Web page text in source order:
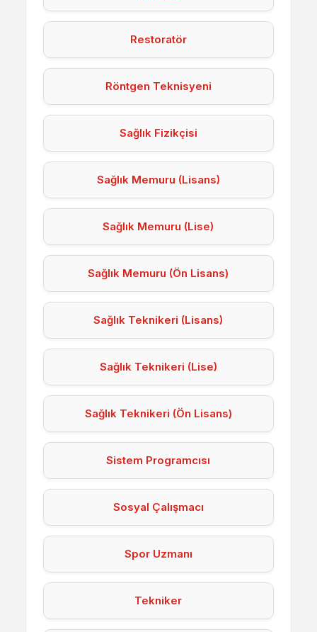
Restoratör
Röntgen Teknisyeni
Sağlık Fizikçisi
Sağlık Memuru (Lisans)
Sağlık Memuru (Lise)
Sağlık Memuru (Ön Lisans)
Sağlık Teknikeri (Lisans)
Sağlık Teknikeri (Lise)
Sağlık Teknikeri (Ön Lisans)
Sistem Programcısı
Sosyal Çalışmacı
Spor Uzmanı
Tekniker